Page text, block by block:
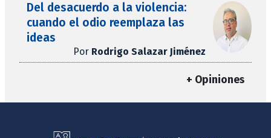
Del desacuerdo a la violencia:
cuando el odio reemplaza las
ideas
Por Rodrigo Salazar Jiménez
+ Opiniones